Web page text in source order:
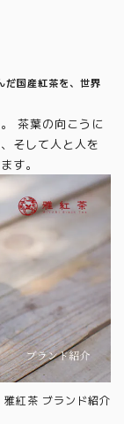
だ国産紅茶を、世界
茶葉の向こうに
そして人と人を
す。
雅紅茶 ブランド紹介